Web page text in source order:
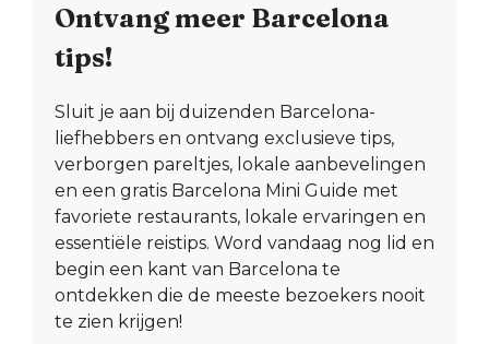
Ontvang meer Barcelona
tips!
Sluit je aan bij duizenden Barcelona-
liefhebbers en ontvang exclusieve tips,
verborgen pareltjes, lokale aanbevelingen
en een gratis Barcelona Mini Guide met
favoriete restaurants, lokale ervaringen en
essentiële reistips. Word vandaag nog lid en
begin een kant van Barcelona te
ontdekken die de meeste bezoekers nooit
te zien krijgen!